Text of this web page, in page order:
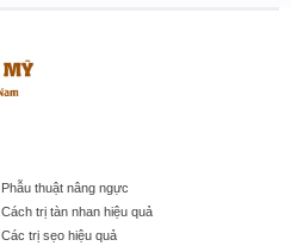
Phẫu thuật nâng ngực
Cách trị tàn nhan hiệu quả
Các trị sẹo hiệu quả